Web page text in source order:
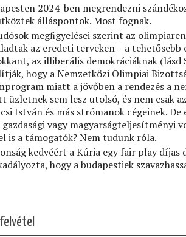
2024-ben megrendezni
álláspontok. Most fognak.
megﬁgyelései szerint az
az eredeti terveken – a tehetősebb
az illiberális demokráciáknak (lásd
hogy a Nemzetközi Olimpiai
miatt a jövőben a rendezés a
üzletnek sem lesz utolsó, és nem csak
István és más strómanok cégeinek.
gazdasági vagy magyarságteljesítményi
is a támogatók? Nem tudunk róla.
kedvéért a Kúria egy fair play díjas
hogy a budapestiek